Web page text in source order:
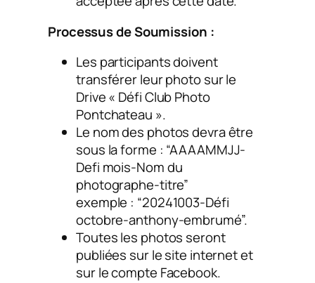
Processus de Soumission :
Les participants doivent
transférer leur photo sur le
Drive « Défi Club Photo
Pontchateau ».
Le nom des photos devra être
sous la forme : “AAAAMMJJ-
Defi mois-Nom du
photographe-titre”
exemple : “20241003-Défi
octobre-anthony-embrumé”.
Toutes les photos seront
publiées sur le site internet et
sur le compte Facebook.